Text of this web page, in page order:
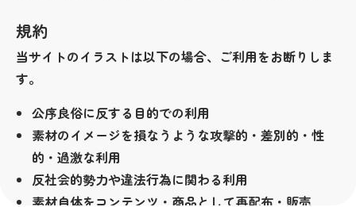
規約
当サイトのイラストは以下の場合、ご利用をお断りしま
す。
公序良俗に反する目的での利用
素材のイメージを損なうような攻撃的・差別的・性
的・過激な利用
反社会的勢力や違法行為に関わる利用
素材自体をコンテンツ・商品として再配布・販売